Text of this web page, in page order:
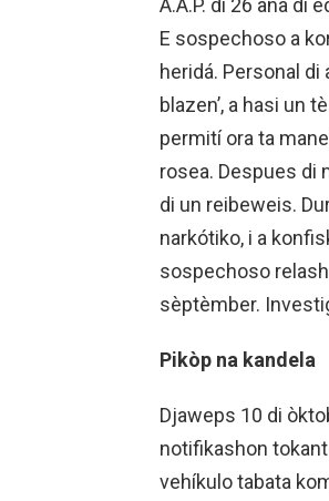
A.A.P. di 26 aña di
E sospechoso a
heridá. Personal di
blazen’, a hasi un
permití ora ta
rosea. Despues di
di un reibeweis.
narkótiko, i a
sospechoso
sèptèmber.
Pikòp na kandela
Djaweps 10 di
notifikashon
vehíkulo tabata